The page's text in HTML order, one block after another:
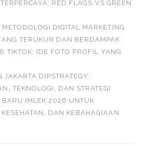
RED FLAGS VS GREEN
DIGITAL MARKETING
TERUKUR DAN BERDAMPAK
TIKTOK: IDE FOTO PROFIL YANG
JAKARTA DIPSTRATEGY:
TEKNOLOGI, DAN STRATEGI
IMLEK 2026 UNTUK
DAN KEBAHAGIAAN